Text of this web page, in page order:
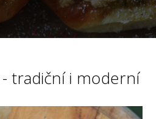
tradiční i moderní